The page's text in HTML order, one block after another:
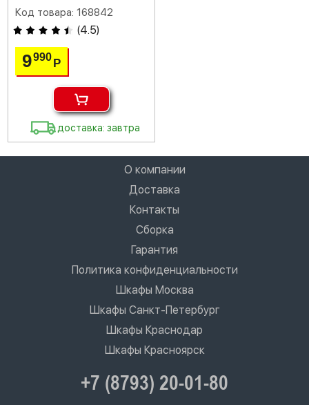
Код товара: 168842
(4.5)
9990Р
доставка: завтра
О компании
Доставка
Контакты
Сборка
Гарантия
Политика конфиденциальности
Шкафы Москва
Шкафы Санкт-Петербург
Шкафы Краснодар
Шкафы Красноярск
+7 (8793) 20-01-80